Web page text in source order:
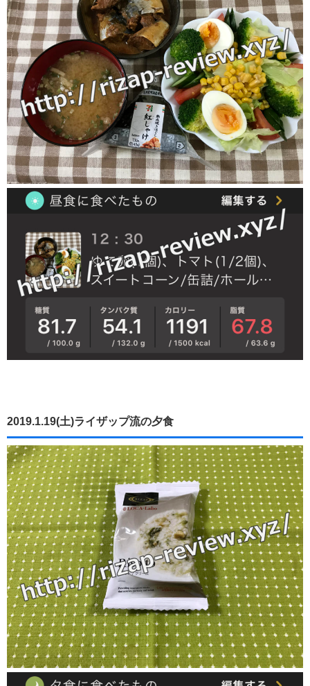
2019.1.19(土)ライザップ流の夕食